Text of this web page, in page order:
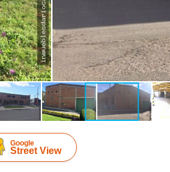
Google
Street View